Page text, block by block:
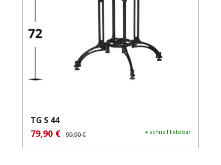
TG S 44
Verkaufspreis:
79,90 € Regulärer Preis:
99,90 € ● schnell lieferbar